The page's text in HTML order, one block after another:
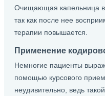
Очищающая капельница в
так как после нее
терапии повышается.
Применение
Немногие пациенты
помощью курсового
неудивительно, ведь